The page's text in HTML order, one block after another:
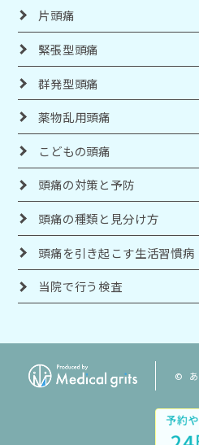
片頭痛
緊張型頭痛
群発型頭痛
薬物乱用頭痛
こどもの頭痛
頭痛の対策と予防
頭痛の種類と見分け方
頭痛を引き起こす生活習慣病
当院で行う検査
© あ